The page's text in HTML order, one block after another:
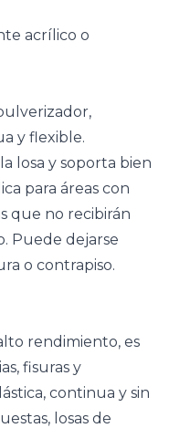
acrílico o
y flexible.
losa y soporta bien
para áreas con
que no recibirán
Puede dejarse
o contrapiso.
rendimiento, es
fisuras y
continua y sin
losas de